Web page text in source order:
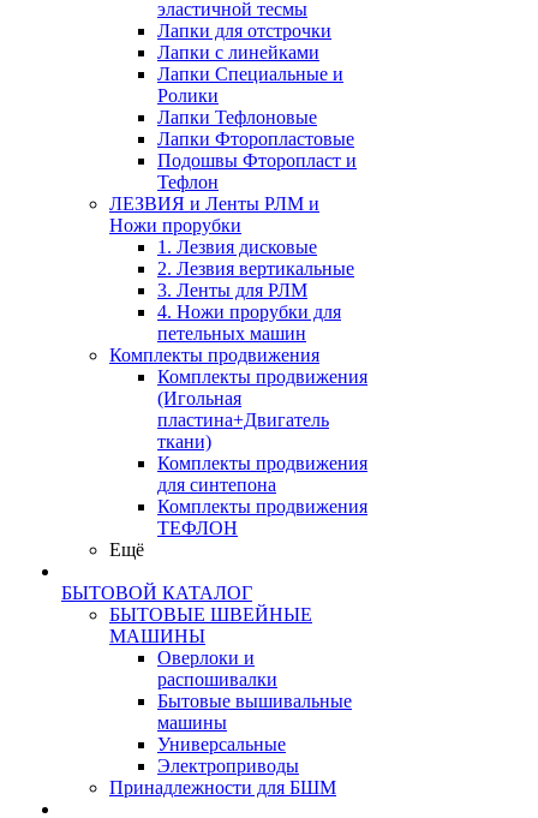
эластичной тесмы
Лапки для отстрочки
Лапки с линейками
Лапки Специальные и
Ролики
Лапки Тефлоновые
Лапки Фторопластовые
Подошвы Фторопласт и
Тефлон
ЛЕЗВИЯ и Ленты РЛМ и
Ножи прорубки
1. Лезвия дисковые
2. Лезвия вертикальные
3. Ленты для РЛМ
4. Ножи прорубки для
петельных машин
Комплекты продвижения
Комплекты продвижения
(Игольная
пластина+Двигатель
ткани)
Комплекты продвижения
для синтепона
Комплекты продвижения
ТЕФЛОН
Ещё
БЫТОВОЙ КАТАЛОГ
БЫТОВЫЕ ШВЕЙНЫЕ
МАШИНЫ
Оверлоки и
распошивалки
Бытовые вышивальные
машины
Универсальные
Электроприводы
Принадлежности для БШМ